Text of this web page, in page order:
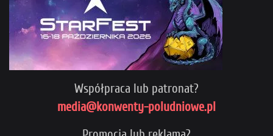
Współpraca lub patronat?
media@konwenty-poludniowe.pl